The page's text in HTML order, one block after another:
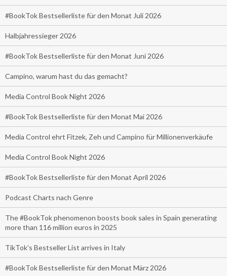
#BookTok Bestsellerliste für den Monat Juli 2026
Halbjahressieger 2026
#BookTok Bestsellerliste für den Monat Juni 2026
Campino, warum hast du das gemacht?
Media Control Book Night 2026
#BookTok Bestsellerliste für den Monat Mai 2026
Media Control ehrt Fitzek, Zeh und Campino für Millionenverkäufe
Media Control Book Night 2026
#BookTok Bestsellerliste für den Monat April 2026
Podcast Charts nach Genre
The #BookTok phenomenon boosts book sales in Spain generating
more than 116 million euros in 2025
TikTok’s Bestseller List arrives in Italy
#BookTok Bestsellerliste für den Monat März 2026